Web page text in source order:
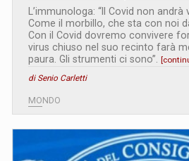
L’immunologa: “Il Covid non andrà
Come il morbillo, che sta con noi
Con il Covid dovremo convivere
virus chiuso nel suo recinto farà
paura. Gli strumenti ci sono”.
di Senio Carletti
MONDO